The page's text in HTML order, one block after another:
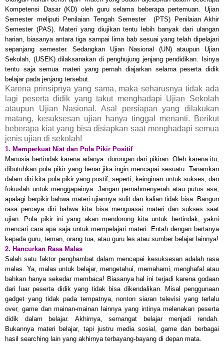
Kompetensi Dasar (KD) oleh guru selama beberapa pertemuan. Ujian
Semester meliputi Penilaian Tengah Semester
(PTS) Penilaian Akhir
Semester (PAS). Materi yang diujikan tentu lebih banyak dari ulangan
harian, biasanya antara tiga sampai lima bab sesuai yang telah dipelajari
sepanjang semester. Sedangkan Ujian Nasional (UN) ataupun Ujian
Sekolah, (USEK) dilaksanakan di penghujung jenjang pendidikan. Isinya
tentu saja semua materi yang pernah diajarkan selama peserta didik
belajar pada jenjang tersebut.
Karena prinsipnya yang sama, maka seharusnya tidak ada
lagi peserta didik yang takut menghadapi Ujian Sekolah
ataupun Ujian Nasional. Asal persiapan yang dilakukan
matang, kesuksesan ujian hanya tinggal menanti. Berikut
beberapa kiat yang bisa disiapkan saat menghadapi semua
jenis ujian di sekolah!
1. Memperkuat Niat dan Pola Pikir Positif
Manusia bertindak karena adanya dorongan dari pikiran. Oleh karena itu,
dibutuhkan pola pikir yang benar jika ingin mencapai sesuatu. Tanamkan
dalam diri kita pola pikir yang postif, seperti, keinginan untuk sukses, dan
fokuslah untuk menggapainya. Jangan pernahmenyerah atau putus asa,
apalagi berpikir bahwa materi ujiannya sulit dan kalian tidak bisa. Bangun
rasa percaya diri bahwa kita bisa menguasai materi dan sukses saat
ujian. Pola pikir ini yang akan mendorong kita untuk bertindak, yakni
mencari cara apa saja untuk mempelajari materi. Entah dengan bertanya
kepada guru, teman, orang tua, atau guru les atau sumber belajar lainnya!
2. Hancurkan Rasa Malas
Salah satu faktor penghambat dalam mencapai kesuksesan adalah rasa
malas. Ya, malas untuk belajar, mengetahui, memahami, menghafal atau
bahkan hanya sekedar membaca! Biasanya hal ini terjadi karena godaan
dari luar peserta didik yang tidak bisa dikendalikan. Misal penggunaan
gadget yang tidak pada tempatnya, nonton siaran televisi yang terlalu
over, game dan mainan-mainan lainnya yang intinya melenakan peserta
didik dalam belajar. Akhirnya, semangat belajar menjadi rendah.
Bukannya materi belajar, tapi justru media sosial, game dan berbagai
hasil searching lain yang akhirnya terbayang-bayang di depan mata.